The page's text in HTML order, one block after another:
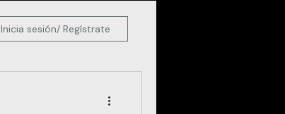
Inicia sesión/ Regístrate